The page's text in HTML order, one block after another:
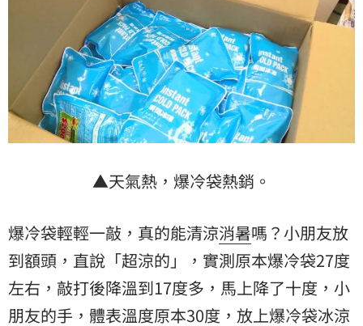
▲天氣熱，爆冷袋熱銷。
爆冷袋輕輕一敲，真的能清涼消暑嗎？小朋友放
到額頭，直說「超涼的」，實測原本爆冷袋27度
左右，敲打後降溫到17度多，馬上降了十度，小
朋友的手，體表溫度原本30度，放上爆冷袋冰涼